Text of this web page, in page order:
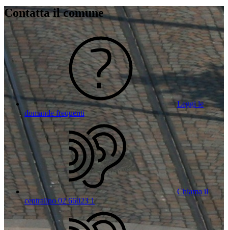
Contatta il comune
Leggi le
domande frequenti
Chiama il
centralino 02 66023 1